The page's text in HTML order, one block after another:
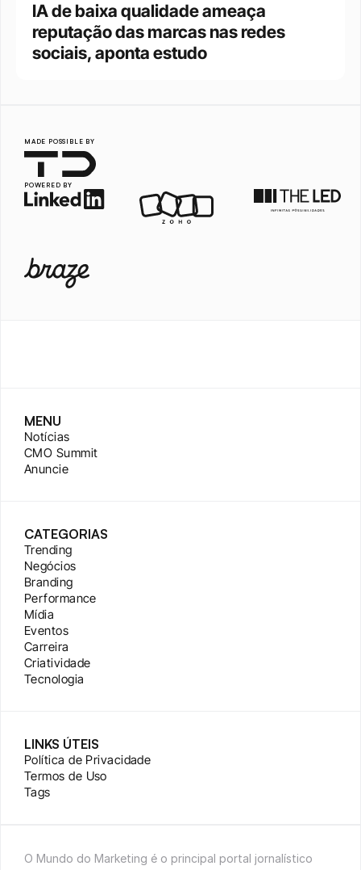
IA de baixa qualidade ameaça
reputação das marcas nas redes
sociais, aponta estudo
MADE POSSIBLE BY
POWERED BY
MENU
Notícias
CMO Summit
Anuncie
CATEGORIAS
Trending
Negócios
Branding
Performance
Mídia
Eventos
Carreira
Criatividade
Tecnologia
LINKS ÚTEIS
Política de Privacidade
Termos de Uso
Tags
O Mundo do Marketing é o principal portal jornalístico